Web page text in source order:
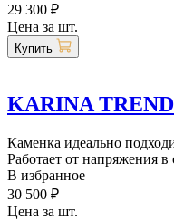
29 300 ₽
Цена за шт.
Купить
KARINA
Каменка идеально
Работает от напряжения
В избранное
30 500 ₽
Цена за шт.